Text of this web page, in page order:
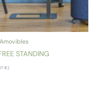
STANDING
€)